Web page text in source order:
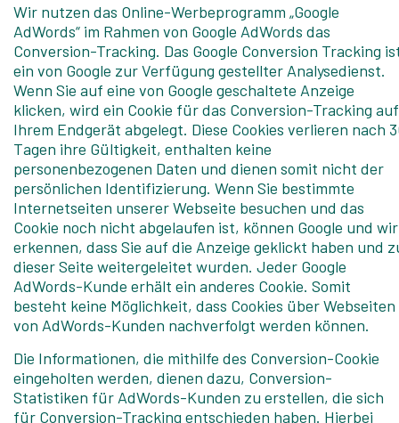
Wir nutzen das Online-Werbeprogramm „Google
AdWords“ im Rahmen von Google AdWords das
Conversion-Tracking. Das Google Conversion Tracking
ein von Google zur Verfügung gestellter Analysedienst.
Wenn Sie auf eine von Google geschaltete Anzeige
klicken, wird ein Cookie für das Conversion-Tracking auf
Ihrem Endgerät abgelegt. Diese Cookies verlieren nach
Tagen ihre Gültigkeit, enthalten keine
personenbezogenen Daten und dienen somit nicht der
persönlichen Identifizierung. Wenn Sie bestimmte
Internetseiten unserer Webseite besuchen und das
Cookie noch nicht abgelaufen ist, können Google und wir
erkennen, dass Sie auf die Anzeige geklickt haben und
dieser Seite weitergeleitet wurden. Jeder Google
AdWords-Kunde erhält ein anderes Cookie. Somit
besteht keine Möglichkeit, dass Cookies über Webseiten
von AdWords-Kunden nachverfolgt werden können.
Die Informationen, die mithilfe des Conversion-Cookie
eingeholten werden, dienen dazu, Conversion-
Statistiken für AdWords-Kunden zu erstellen, die sich
für Conversion-Tracking entschieden haben. Hierbei